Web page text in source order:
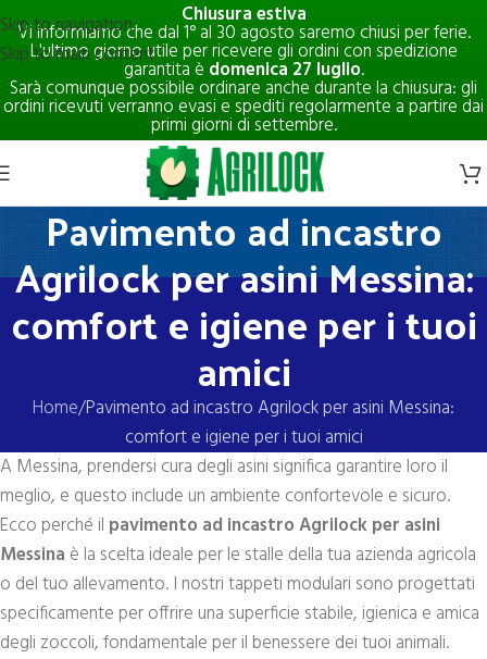
Chiusura estiva
Vi informiamo che dal 1° al 30 agosto saremo chiusi per ferie.
L'ultimo giorno utile per ricevere gli ordini con spedizione
garantita è domenica 27 luglio.
Sarà comunque possibile ordinare anche durante la chiusura: gli
ordini ricevuti verranno evasi e spediti regolarmente a partire dai
primi giorni di settembre.
Skip to navigation
Skip to main content
Pavimento ad incastro
Agrilock per asini Messina:
comfort e igiene per i tuoi
amici
Home Pavimento ad incastro Agrilock per asini Messina:
comfort e igiene per i tuoi amici
A Messina, prendersi cura degli asini significa garantire loro il
meglio, e questo include un ambiente confortevole e sicuro.
Ecco perché il pavimento ad incastro Agrilock per asini
Messina è la scelta ideale per le stalle della tua azienda agricola
o del tuo allevamento. I nostri tappeti modulari sono progettati
specificamente per offrire una superficie stabile, igienica e amica
degli zoccoli, fondamentale per il benessere dei tuoi animali.